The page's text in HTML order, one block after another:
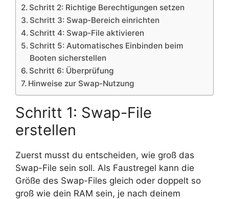
Schritt 2: Richtige Berechtigungen setzen
Schritt 3: Swap-Bereich einrichten
Schritt 4: Swap-File aktivieren
Schritt 5: Automatisches Einbinden beim
Booten sicherstellen
Schritt 6: Überprüfung
Hinweise zur Swap-Nutzung
Schritt 1: Swap-File
erstellen
Zuerst musst du entscheiden, wie groß das
Swap-File sein soll. Als Faustregel kann die
Größe des Swap-Files gleich oder doppelt so
groß wie dein RAM sein, je nach deinem